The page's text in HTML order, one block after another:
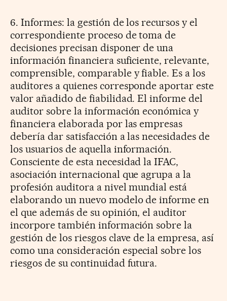
6. Informes: la gestión de los recursos y el
correspondiente proceso de toma de
decisiones precisan disponer de una
información financiera suficiente, relevante,
comprensible, comparable y fiable. Es a los
auditores a quienes corresponde aportar este
valor añadido de fiabilidad. El informe del
auditor sobre la información económica y
financiera elaborada por las empresas
debería dar satisfacción a las necesidades de
los usuarios de aquella información.
Consciente de esta necesidad la IFAC,
asociación internacional que agrupa a la
profesión auditora a nivel mundial está
elaborando un nuevo modelo de informe en
el que además de su opinión, el auditor
incorpore también información sobre la
gestión de los riesgos clave de la empresa, así
como una consideración especial sobre los
riesgos de su continuidad futura.